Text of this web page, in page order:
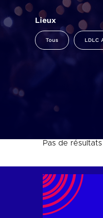
Lieux
Tous LDLC
Pas de